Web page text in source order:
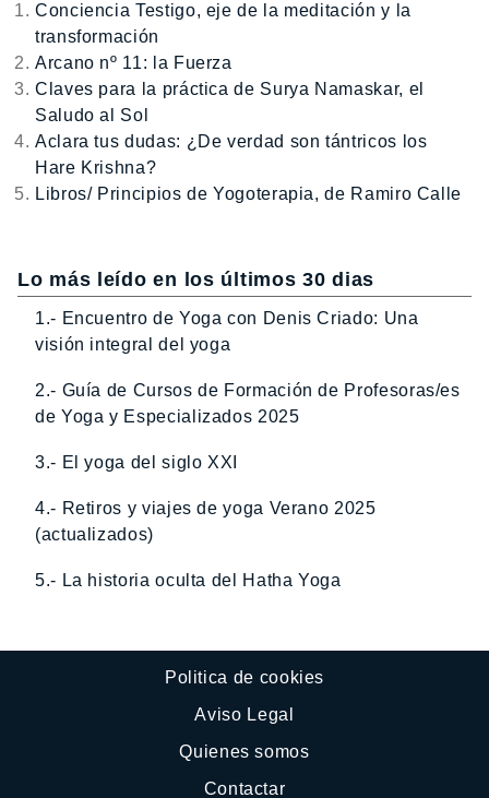
Conciencia Testigo, eje de la meditación y la
transformación
Arcano nº 11: la Fuerza
Claves para la práctica de Surya Namaskar, el
Saludo al Sol
Aclara tus dudas: ¿De verdad son tántricos los
Hare Krishna?
Libros/ Principios de Yogoterapia, de Ramiro Calle
Lo más leído en los últimos 30 dias
1.- Encuentro de Yoga con Denis Criado: Una
visión integral del yoga
2.- Guía de Cursos de Formación de Profesoras/es
de Yoga y Especializados 2025
3.- El yoga del siglo XXI
4.- Retiros y viajes de yoga Verano 2025
(actualizados)
5.- La historia oculta del Hatha Yoga
Politica de cookies
Aviso Legal
Quienes somos
Contactar